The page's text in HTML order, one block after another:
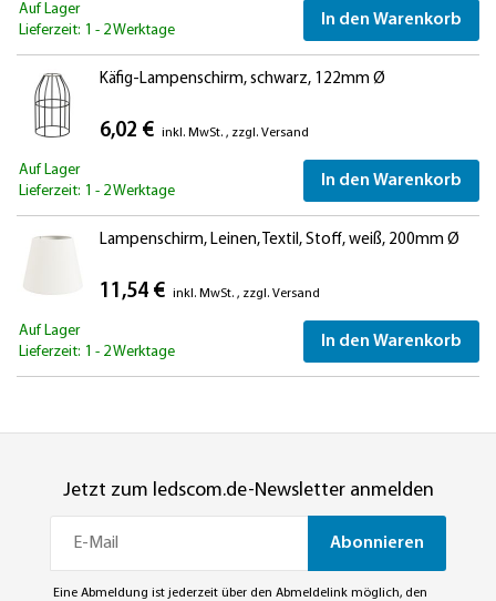
Auf Lager
Lieferzeit: 1 - 2 Werktage
In den Warenkorb
Käfig-Lampenschirm, schwarz, 122mm Ø
6,02 € inkl. MwSt. , zzgl. Versand
Auf Lager
Lieferzeit: 1 - 2 Werktage
In den Warenkorb
Lampenschirm, Leinen, Textil, Stoff, weiß, 200mm Ø
11,54 € inkl. MwSt. , zzgl. Versand
Auf Lager
Lieferzeit: 1 - 2 Werktage
In den Warenkorb
Jetzt zum ledscom.de-Newsletter anmelden
Abonnieren
Eine Abmeldung ist jederzeit über den Abmeldelink möglich, den